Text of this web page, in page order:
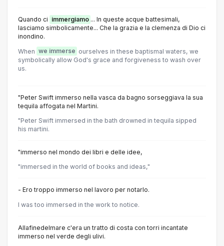
Quando ci immergiamo ... In queste acque battesimali,
lasciamo simbolicamente... Che la grazia e la clemenza di Dio ci
inondino.
When we immerse ourselves in these baptismal waters, we
symbolically allow God's grace and forgiveness to wash over
us.
"Peter Swift immerso nella vasca da bagno sorseggiava la sua
tequila affogata nel Martini.
"Peter Swift immersed in the bath drowned in tequila sipped
his martini.
"immerso nel mondo dei libri e delle idee,
"immersed in the world of books and ideas,"
- Ero troppo immerso nel lavoro per notarlo.
I was too immersed in the work to notice.
Allafinedelmare c'era un tratto di costa con torri incantate
immerso nel verde degli ulivi.